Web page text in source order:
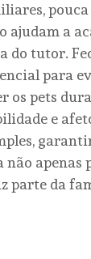
ajudam a
do tutor.
para
os pets
e
não apenas
parte da